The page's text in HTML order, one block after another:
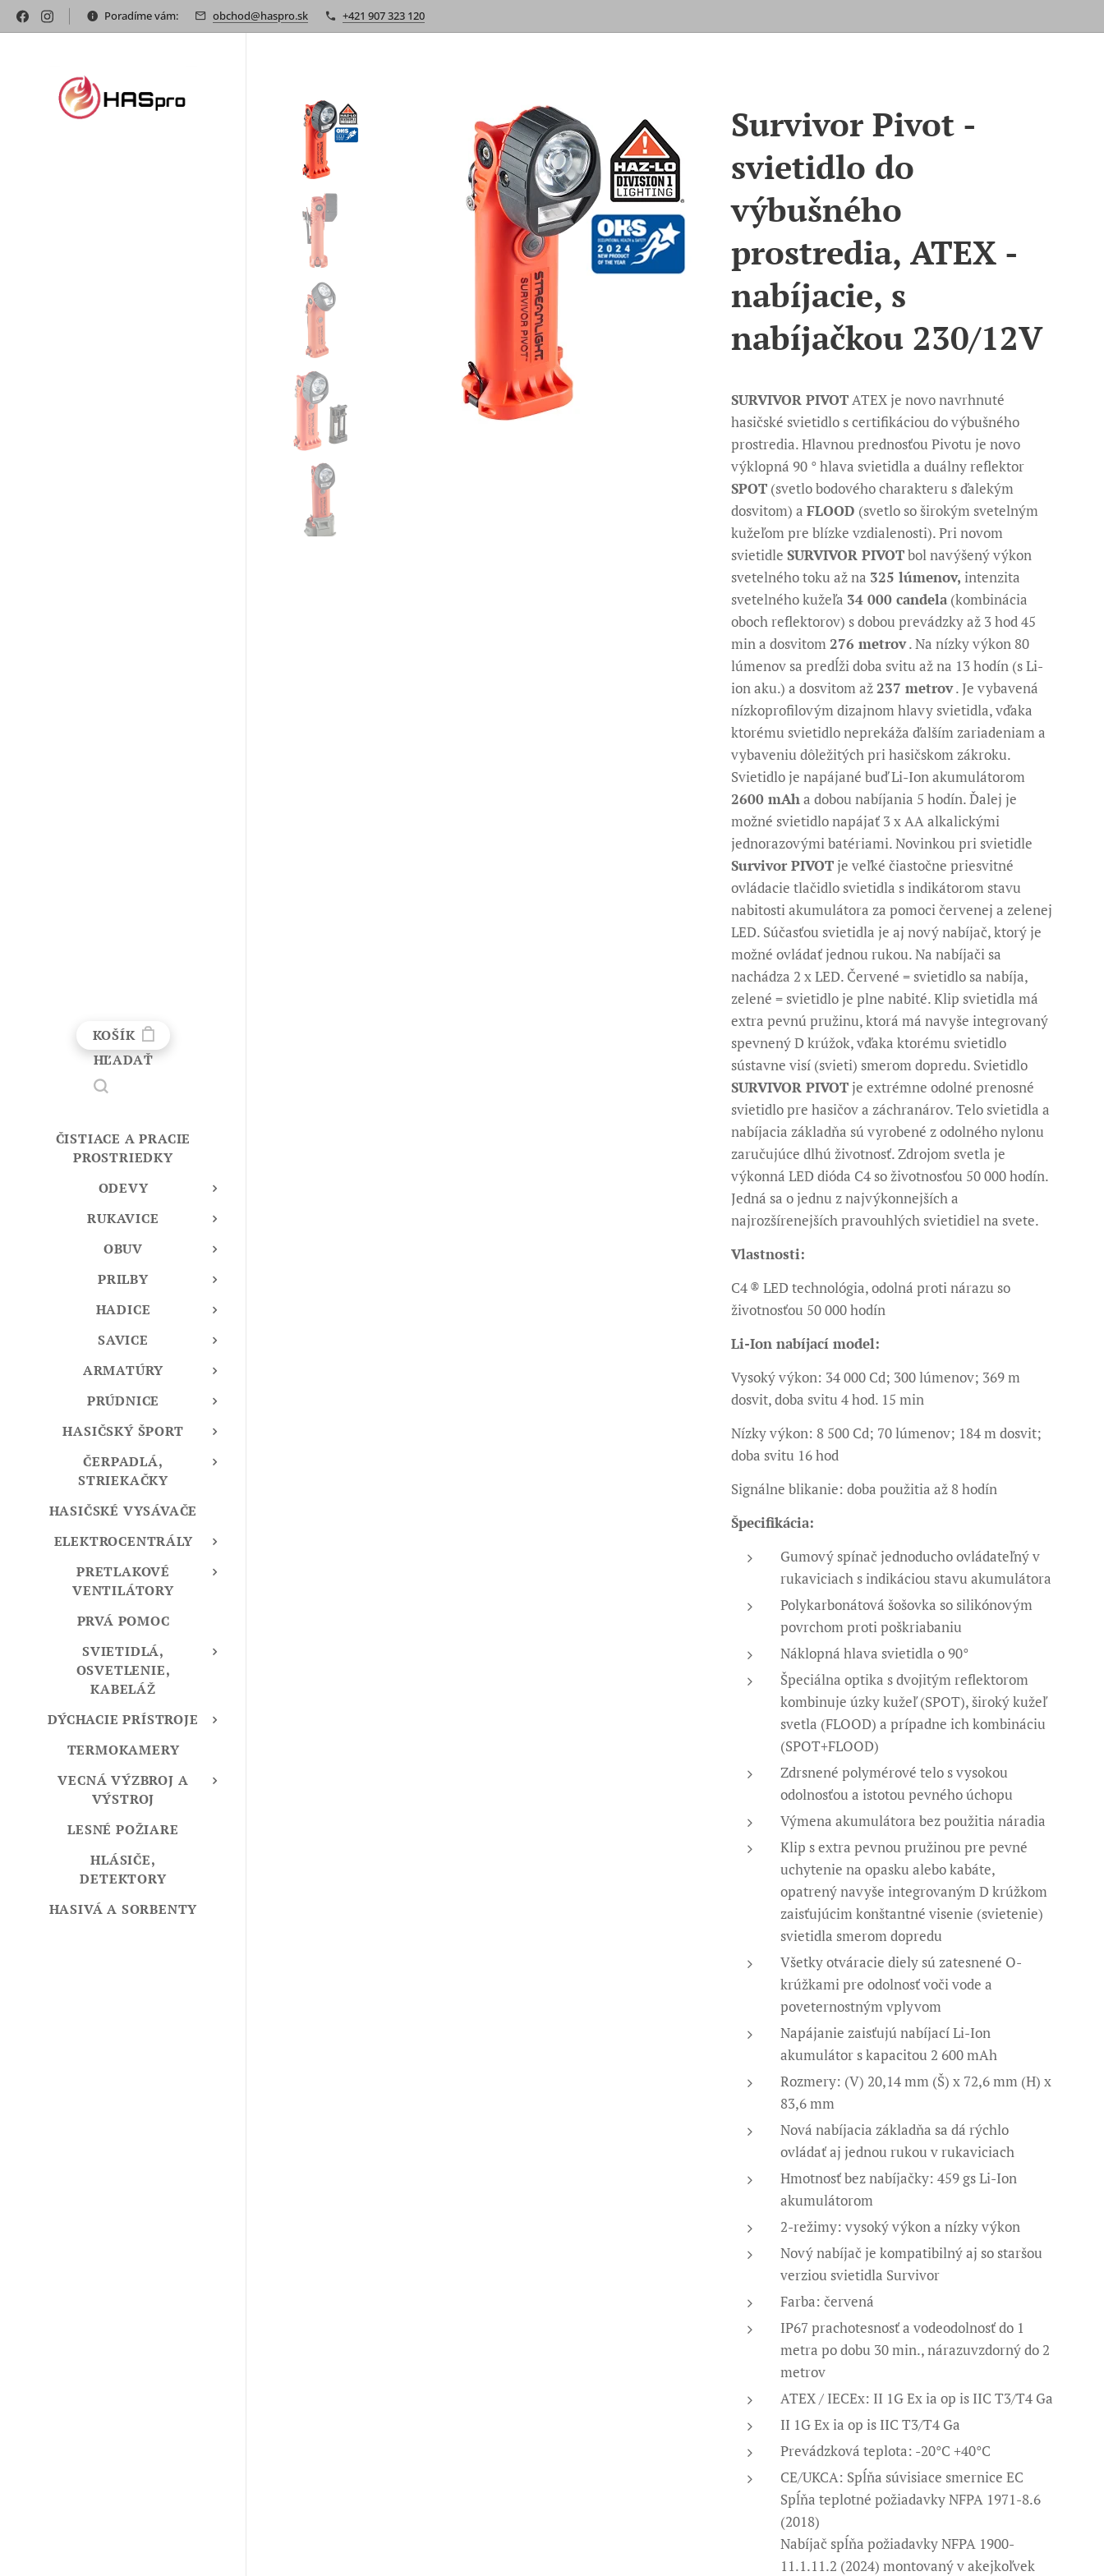
Poradíme vám: obchod@haspro.sk +421 907 323 120
KOŠÍK
HĽADAŤ
ČISTIACE A PRACIE
PROSTRIEDKY
ODEVY
RUKAVICE
OBUV
PRILBY
HADICE
SAVICE
ARMATÚRY
PRÚDNICE
HASIČSKÝ ŠPORT
ČERPADLÁ,
STRIEKAČKY
HASIČSKÉ VYSÁVAČE
ELEKTROCENTRÁLY
PRETLAKOVÉ
VENTILÁTORY
PRVÁ POMOC
SVIETIDLÁ,
OSVETLENIE,
KABELÁŽ
DÝCHACIE PRÍSTROJE
TERMOKAMERY
VECNÁ VÝZBROJ A
VÝSTROJ
LESNÉ POŽIARE
HLÁSIČE,
DETEKTORY
HASIVÁ A SORBENTY
Survivor Pivot -
svietidlo do
výbušného
prostredia, ATEX -
nabíjacie, s
nabíjačkou 230/12V
SURVIVOR PIVOTATEX je novo navrhnuté
hasičské svietidlo s certifikáciou do výbušného
prostredia. Hlavnou prednosťou Pivotu je novo
výklopná 90 ° hlava svietidla a duálny reflektor
SPOT (svetlo bodového charakteru s ďalekým
dosvitom) aFLOOD (svetlo so širokým svetelným
kužeľom pre blízke vzdialenosti). Pri novom
svietidleSURVIVOR PIVOTbol navýšený výkon
svetelného toku až na 325 lúmenov, intenzita
svetelného kužeľa 34 000 candela(kombinácia
oboch reflektorov) s dobou prevádzky až 3 hod 45
min a dosvitom276 metrov. Na nízky výkon 80
lúmenov sa predĺži doba svitu až na 13 hodín (s Li-
ion aku.) a dosvitom až237 metrov. Je vybavená
nízkoprofilovým dizajnom hlavy svietidla, vďaka
ktorému svietidlo neprekáža ďalším zariadeniam a
vybaveniu dôležitých pri hasičskom zákroku.
Svietidlo je napájané buď Li-Ion akumulátorom
2600 mAha dobou nabíjania 5 hodín. Ďalej je
možné svietidlo napájať 3 x AA alkalickými
jednorazovými batériami. Novinkou pri svietidle
Survivor PIVOT je veľké čiastočne priesvitné
ovládacie tlačidlo svietidla s indikátorom stavu
nabitosti akumulátora za pomoci červenej a zelenej
LED. Súčasťou svietidla je aj nový nabíjač, ktorý je
možné ovládať jednou rukou. Na nabíjači sa
nachádza 2 x LED. Červené = svietidlo sa nabíja,
zelené = svietidlo je plne nabité. Klip svietidla má
extra pevnú pružinu, ktorá má navyše integrovaný
spevnený D krúžok, vďaka ktorému svietidlo
sústavne visí (svieti) smerom dopredu. Svietidlo
SURVIVOR PIVOT je extrémne odolné prenosné
svietidlo pre hasičov a záchranárov. Telo svietidla a
nabíjacia základňa sú vyrobené z odolného nylonu
zaručujúce dlhú životnosť. Zdrojom svetla je
výkonná LED dióda C4 so životnosťou 50 000 hodín.
Jedná sa o jednu z najvýkonnejších a
najrozšírenejších pravouhlých svietidiel na svete.
Vlastnosti:
C4 ® LED technológia, odolná proti nárazu so
životnosťou 50 000 hodín
Li-Ion nabíjací model:
Vysoký výkon: 34 000 Cd; 300 lúmenov; 369 m
dosvit, doba svitu 4 hod. 15 min
Nízky výkon: 8 500 Cd; 70 lúmenov; 184 m dosvit;
doba svitu 16 hod
Signálne blikanie: doba použitia až 8 hodín
Špecifikácia:
Gumový spínač jednoducho ovládateľný v
rukaviciach s indikáciou stavu akumulátora
Polykarbonátová šošovka so silikónovým
povrchom proti poškriabaniu
Náklopná hlava svietidla o 90°
Špeciálna optika s dvojitým reflektorom
kombinuje úzky kužeľ (SPOT), široký kužeľ
svetla (FLOOD) a prípadne ich kombináciu
(SPOT+FLOOD)
Zdrsnené polymérové ​​telo s vysokou
odolnosťou a istotou pevného úchopu
Výmena akumulátora bez použitia náradia
Klip s extra pevnou pružinou pre pevné
uchytenie na opasku alebo kabáte,
opatrený navyše integrovaným D krúžkom
zaisťujúcim konštantné visenie (svietenie)
svietidla smerom dopredu
Všetky otváracie diely sú zatesnené O-
krúžkami pre odolnosť voči vode a
poveternostným vplyvom
Napájanie zaisťujú nabíjací Li-Ion
akumulátor s kapacitou 2 600 mAh
Rozmery: (V) 20,14 mm (Š) x 72,6 mm (H) x
83,6 mm
Nová nabíjacia základňa sa dá rýchlo
ovládať aj jednou rukou v rukaviciach
Hmotnosť bez nabíjačky: 459 gs Li-Ion
akumulátorom
2-režimy: vysoký výkon a nízky výkon
Nový nabíjač je kompatibilný aj so staršou
verziou svietidla Survivor
Farba: červená
IP67 prachotesnosť a vodeodolnosť do 1
metra po dobu 30 min., nárazuvzdorný do 2
metrov
ATEX / IECEx: II 1G Ex ia op is IIC T3/T4 Ga
II 1G Ex ia op is IIC T3/T4 Ga
Prevádzková teplota: -20°C +40°C
CE/UKCA: Spĺňa súvisiace smernice EC
Spĺňa teplotné požiadavky NFPA 1971-8.6
(2018)
Nabíjač spĺňa požiadavky NFPA 1900-
11.1.11.2 (2024) montovaný v akejkoľvek